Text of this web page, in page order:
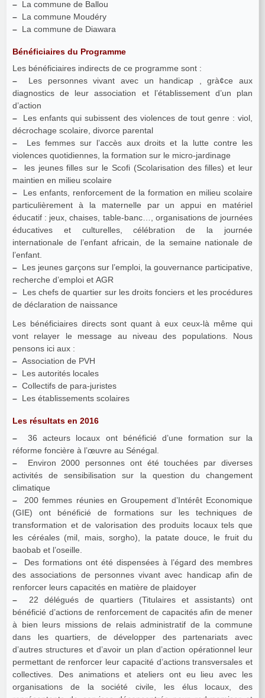
– La commune de Ballou
– La commune Moudéry
– La commune de Diawara
Bénéficiaires du Programme
Les bénéficiaires indirects de ce programme sont :
– Les personnes vivant avec un handicap , grà¢ce aux
diagnostics de leur association et l’établissement d’un plan
d’action
– Les enfants qui subissent des violences de tout genre : viol,
décrochage scolaire, divorce parental
– Les femmes sur l’accès aux droits et la lutte contre les
violences quotidiennes, la formation sur le micro-jardinage
– les jeunes filles sur le Scofi (Scolarisation des filles) et leur
maintien en milieu scolaire
– Les enfants, renforcement de la formation en milieu scolaire
particulièrement à la maternelle par un appui en matériel
éducatif : jeux, chaises, table-banc…, organisations de journées
éducatives et culturelles, célébration de la journée
internationale de l’enfant africain, de la semaine nationale de
l’enfant.
– Les jeunes garçons sur l’emploi, la gouvernance participative,
recherche d’emploi et AGR
– Les chefs de quartier sur les droits fonciers et les procédures
de déclaration de naissance
Les bénéficiaires directs sont quant à eux ceux-là même qui
vont relayer le message au niveau des populations. Nous
pensons ici aux :
– Association de PVH
– Les autorités locales
– Collectifs de para-juristes
– Les établissements scolaires
Les résultats en 2016
– 36 acteurs locaux ont bénéficié d’une formation sur la
réforme foncière à l’œuvre au Sénégal.
– Environ 2000 personnes ont été touchées par diverses
activités de sensibilisation sur la question du changement
climatique
– 200 femmes réunies en Groupement d’Intérêt Economique
(GIE) ont bénéficié de formations sur les techniques de
transformation et de valorisation des produits locaux tels que
les céréales (mil, mais, sorgho), la patate douce, le fruit du
baobab et l’oseille.
– Des formations ont été dispensées à l’égard des membres
des associations de personnes vivant avec handicap afin de
renforcer leurs capacités en matière de plaidoyer
– 22 délégués de quartiers (Titulaires et assistants) ont
bénéficié d’actions de renforcement de capacités afin de mener
à bien leurs missions de relais administratif de la commune
dans les quartiers, de développer des partenariats avec
d’autres structures et d’avoir un plan d’action opérationnel leur
permettant de renforcer leur capacité d’actions transversales et
collectives. Des animations et ateliers ont eu lieu avec les
organisations de la société civile, les élus locaux, des